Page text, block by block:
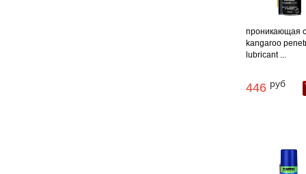
проникающая
kangaroo
lubricant ...
446 руб